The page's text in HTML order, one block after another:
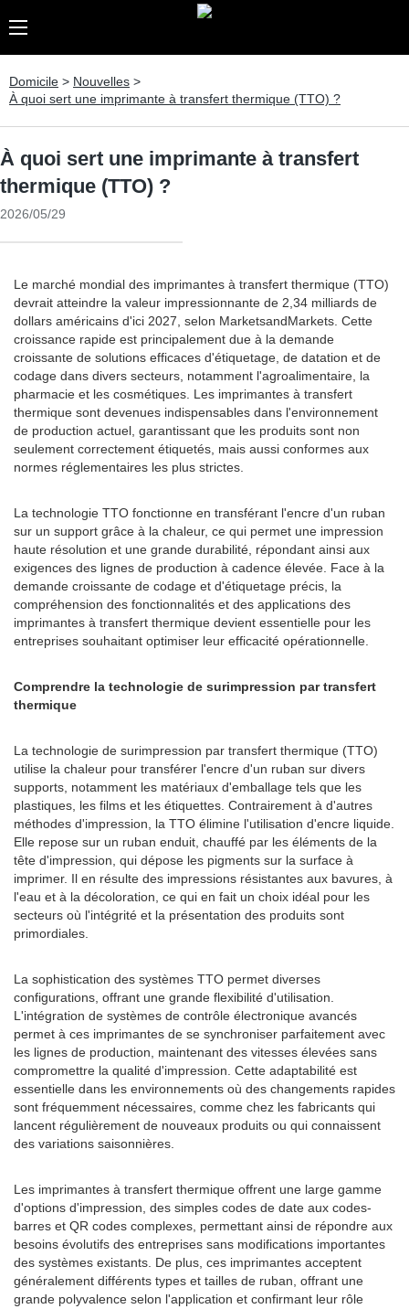
Domicile > Nouvelles >
À quoi sert une imprimante à transfert thermique (TTO) ?
À quoi sert une imprimante à transfert
thermique (TTO) ?
2026/05/29
Le marché mondial des imprimantes à transfert thermique (TTO)
devrait atteindre la valeur impressionnante de 2,34 milliards de
dollars américains d'ici 2027, selon MarketsandMarkets. Cette
croissance rapide est principalement due à la demande
croissante de solutions efficaces d'étiquetage, de datation et de
codage dans divers secteurs, notamment l'agroalimentaire, la
pharmacie et les cosmétiques. Les imprimantes à transfert
thermique sont devenues indispensables dans l'environnement
de production actuel, garantissant que les produits sont non
seulement correctement étiquetés, mais aussi conformes aux
normes réglementaires les plus strictes.
La technologie TTO fonctionne en transférant l'encre d'un ruban
sur un support grâce à la chaleur, ce qui permet une impression
haute résolution et une grande durabilité, répondant ainsi aux
exigences des lignes de production à cadence élevée. Face à la
demande croissante de codage et d'étiquetage précis, la
compréhension des fonctionnalités et des applications des
imprimantes à transfert thermique devient essentielle pour les
entreprises souhaitant optimiser leur efficacité opérationnelle.
Comprendre la technologie de surimpression par transfert
thermique
La technologie de surimpression par transfert thermique (TTO)
utilise la chaleur pour transférer l'encre d'un ruban sur divers
supports, notamment les matériaux d'emballage tels que les
plastiques, les films et les étiquettes. Contrairement à d'autres
méthodes d'impression, la TTO élimine l'utilisation d'encre liquide.
Elle repose sur un ruban enduit, chauffé par les éléments de la
tête d'impression, qui dépose les pigments sur la surface à
imprimer. Il en résulte des impressions résistantes aux bavures, à
l'eau et à la décoloration, ce qui en fait un choix idéal pour les
secteurs où l'intégrité et la présentation des produits sont
primordiales.
La sophistication des systèmes TTO permet diverses
configurations, offrant une grande flexibilité d'utilisation.
L'intégration de systèmes de contrôle électronique avancés
permet à ces imprimantes de se synchroniser parfaitement avec
les lignes de production, maintenant des vitesses élevées sans
compromettre la qualité d'impression. Cette adaptabilité est
essentielle dans les environnements où des changements rapides
sont fréquemment nécessaires, comme chez les fabricants qui
lancent régulièrement de nouveaux produits ou qui connaissent
des variations saisonnières.
Les imprimantes à transfert thermique offrent une large gamme
d'options d'impression, des simples codes de date aux codes-
barres et QR codes complexes, permettant ainsi de répondre aux
besoins évolutifs des entreprises sans modifications importantes
des systèmes existants. De plus, ces imprimantes acceptent
généralement différents types et tailles de ruban, offrant une
grande polyvalence selon l'application et confirmant leur rôle